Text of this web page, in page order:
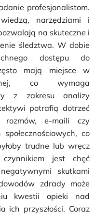
profesjonalistom.
narzędziami i
na skuteczne i
śledztwa. W dobie
dostępu do
mają miejsce w
co wymaga
z zakresu analizy
potrafią dotrzeć
rozmów, e-maili czy
co
trudne lub wręcz
czynnikiem jest chęć
skutkami
zdrady może
kwestii opieki nad
ich przyszłości. Coraz